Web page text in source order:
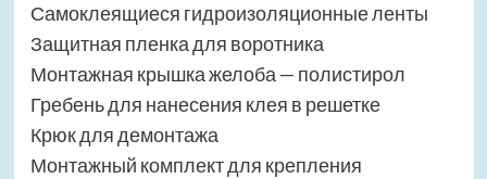
Самоклеящиеся гидроизоляционные ленты
Защитная пленка для воротника
Монтажная крышка желоба — полистирол
Гребень для нанесения клея в решетке
Крюк для демонтажа
Монтажный комплект для крепления